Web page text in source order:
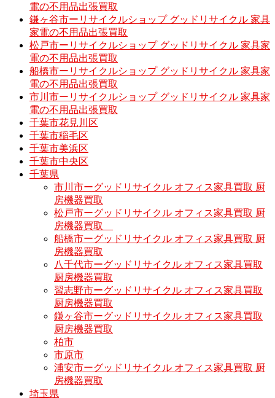
電の不用品出張買取
鎌ヶ谷市ーリサイクルショップ グッドリサイクル 家具
家電の不用品出張買取
松戸市ーリサイクルショップ グッドリサイクル 家具家
電の不用品出張買取
船橋市ーリサイクルショップ グッドリサイクル 家具家
電の不用品出張買取
市川市ーリサイクルショップ グッドリサイクル 家具家
電の不用品出張買取
千葉市花見川区
千葉市稲毛区
千葉市美浜区
千葉市中央区
千葉県
市川市ーグッドリサイクル オフィス家具買取 厨
房機器買取
松戸市ーグッドリサイクル オフィス家具買取 厨
房機器買取
船橋市ーグッドリサイクル オフィス家具買取 厨
房機器買取
八千代市ーグッドリサイクル オフィス家具買取
厨房機器買取
習志野市ーグッドリサイクル オフィス家具買取
厨房機器買取
鎌ヶ谷市ーグッドリサイクル オフィス家具買取
厨房機器買取
柏市
市原市
浦安市ーグッドリサイクル オフィス家具買取 厨
房機器買取
埼玉県